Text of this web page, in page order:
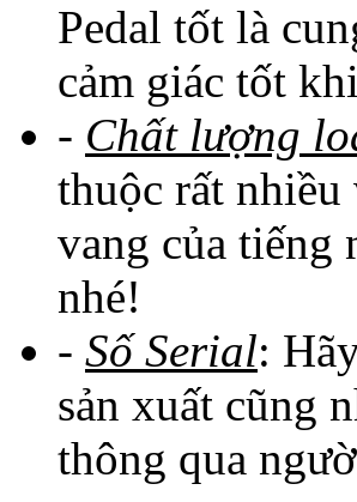
Pedal tốt là
cảm giác tốt
- Chất lượng
thuộc rất nhiều
vang của tiếng
nhé!
- Số Serial:
sản xuất cũng
thông qua